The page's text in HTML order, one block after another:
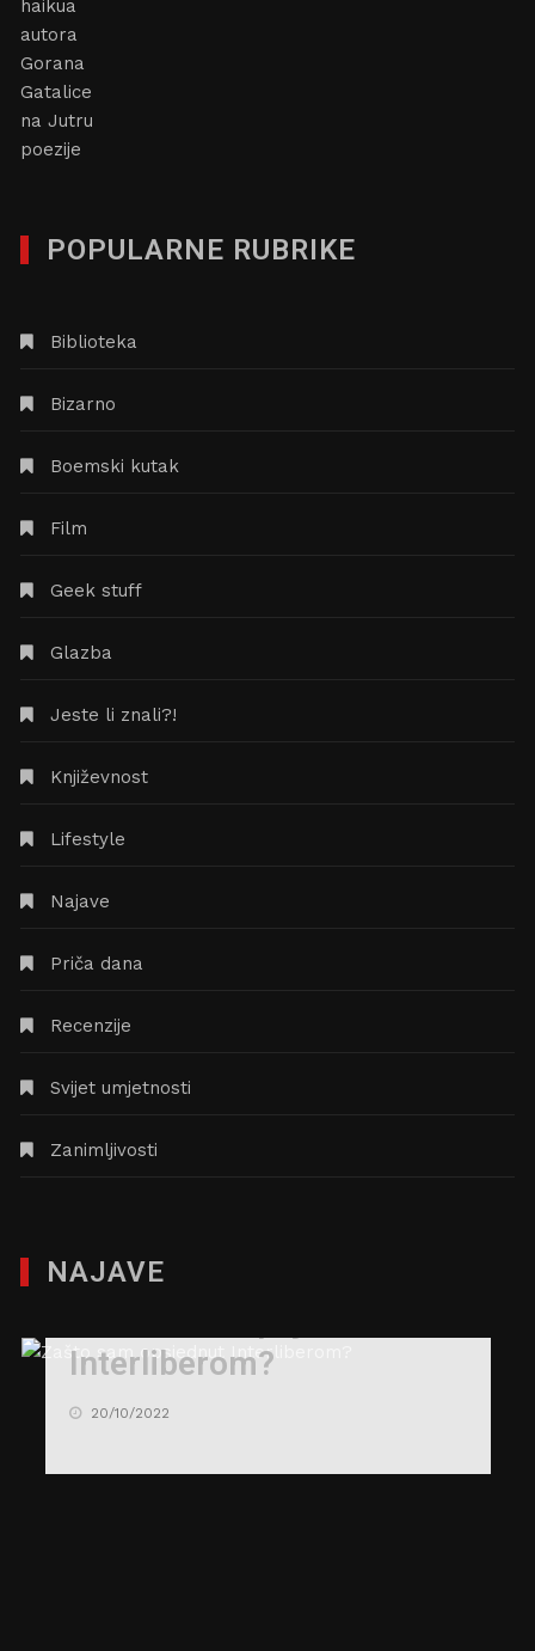
POPULARNE RUBRIKE
Biblioteka
Bizarno
Boemski kutak
Film
Geek stuff
Glazba
Jeste li znali?!
Književnost
Lifestyle
Najave
Priča dana
Recenzije
Svijet umjetnosti
Zanimljivosti
NAJAVE
Interliberom?
20/10/2022